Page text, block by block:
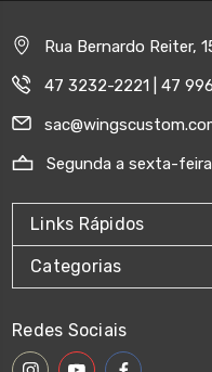
Rua Bernardo Reiter,
47 3232-2221 | 47
Segunda a sexta-
Links Rápidos
Categorias
Redes Sociais